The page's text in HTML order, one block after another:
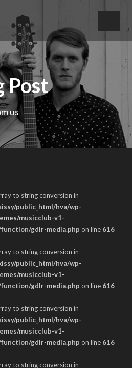
Post
us
to string conversion in
public_html/hva/wp-
musicclub-v1-
gdlr-media.php on line 616
to string conversion in
public_html/hva/wp-
musicclub-v1-
gdlr-media.php on line 616
to string conversion in
public_html/hva/wp-
musicclub-v1-
gdlr-media.php on line 616
to string conversion in